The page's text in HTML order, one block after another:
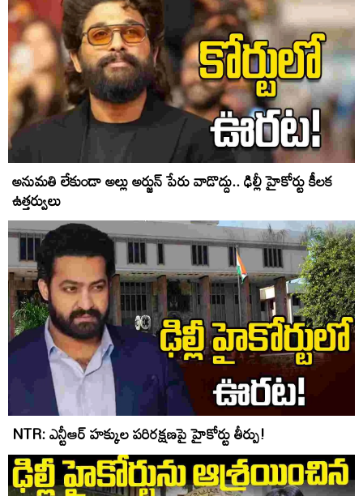
అనుమతి లేకుండా అల్లు అర్జున్‌ పేరు వాడొద్దు.. ఢిల్లీ హైకోర్టు కీలక
ఉత్తర్వులు
NTR: ఎన్టీఆర్ హక్కుల పరిరక్షణపై హైకోర్టు తీర్పు!